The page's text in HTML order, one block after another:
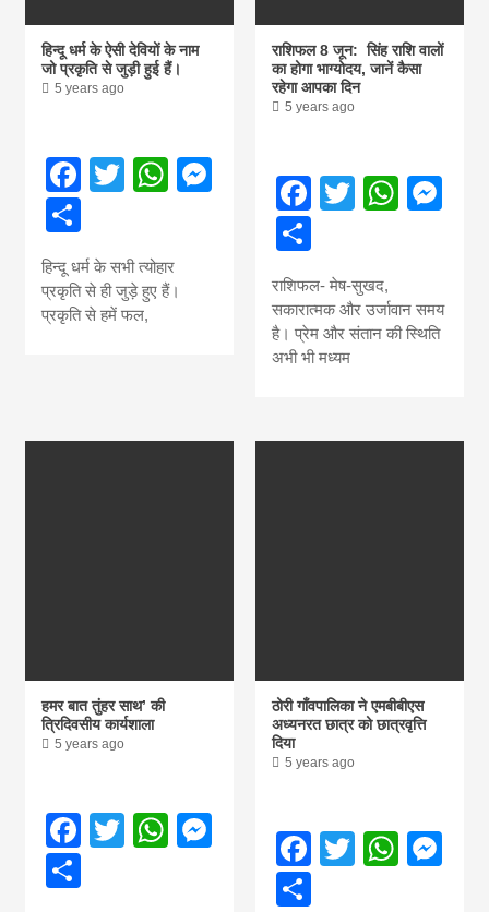
हिन्दू धर्म के ऐसी देवियों के नाम
जो प्रकृति से जुड़ी हुई हैं।
5 years ago
Facebook
TwitterWhatsApp
Messenger
हिन्दू धर्म के सभी त्योहार
प्रकृति से ही जुड़े हुए हैं।
प्रकृति से हमें फल,
राशिफल 8 जून: सिंह राशि वालों
का होगा भाग्योदय, जानें कैसा
रहेगा आपका दिन
5 years ago
Facebook
Twitter
राशिफल- मेष-सुखद,
सकारात्‍मक और उर्जावान समय
है। प्रेम और संतान की स्थिति
अभी भी मध्‍यम
हमर बात तुंहर साथ’ की
त्रिदिवसीय कार्यशाला
5 years ago
Facebook
TwitterWhatsApp
Messenger
ठोरी गाँवपालिका ने एमबीबीएस
अध्यनरत छात्र को छात्रवृत्ति
दिया
5 years ago
Facebook
Twitter